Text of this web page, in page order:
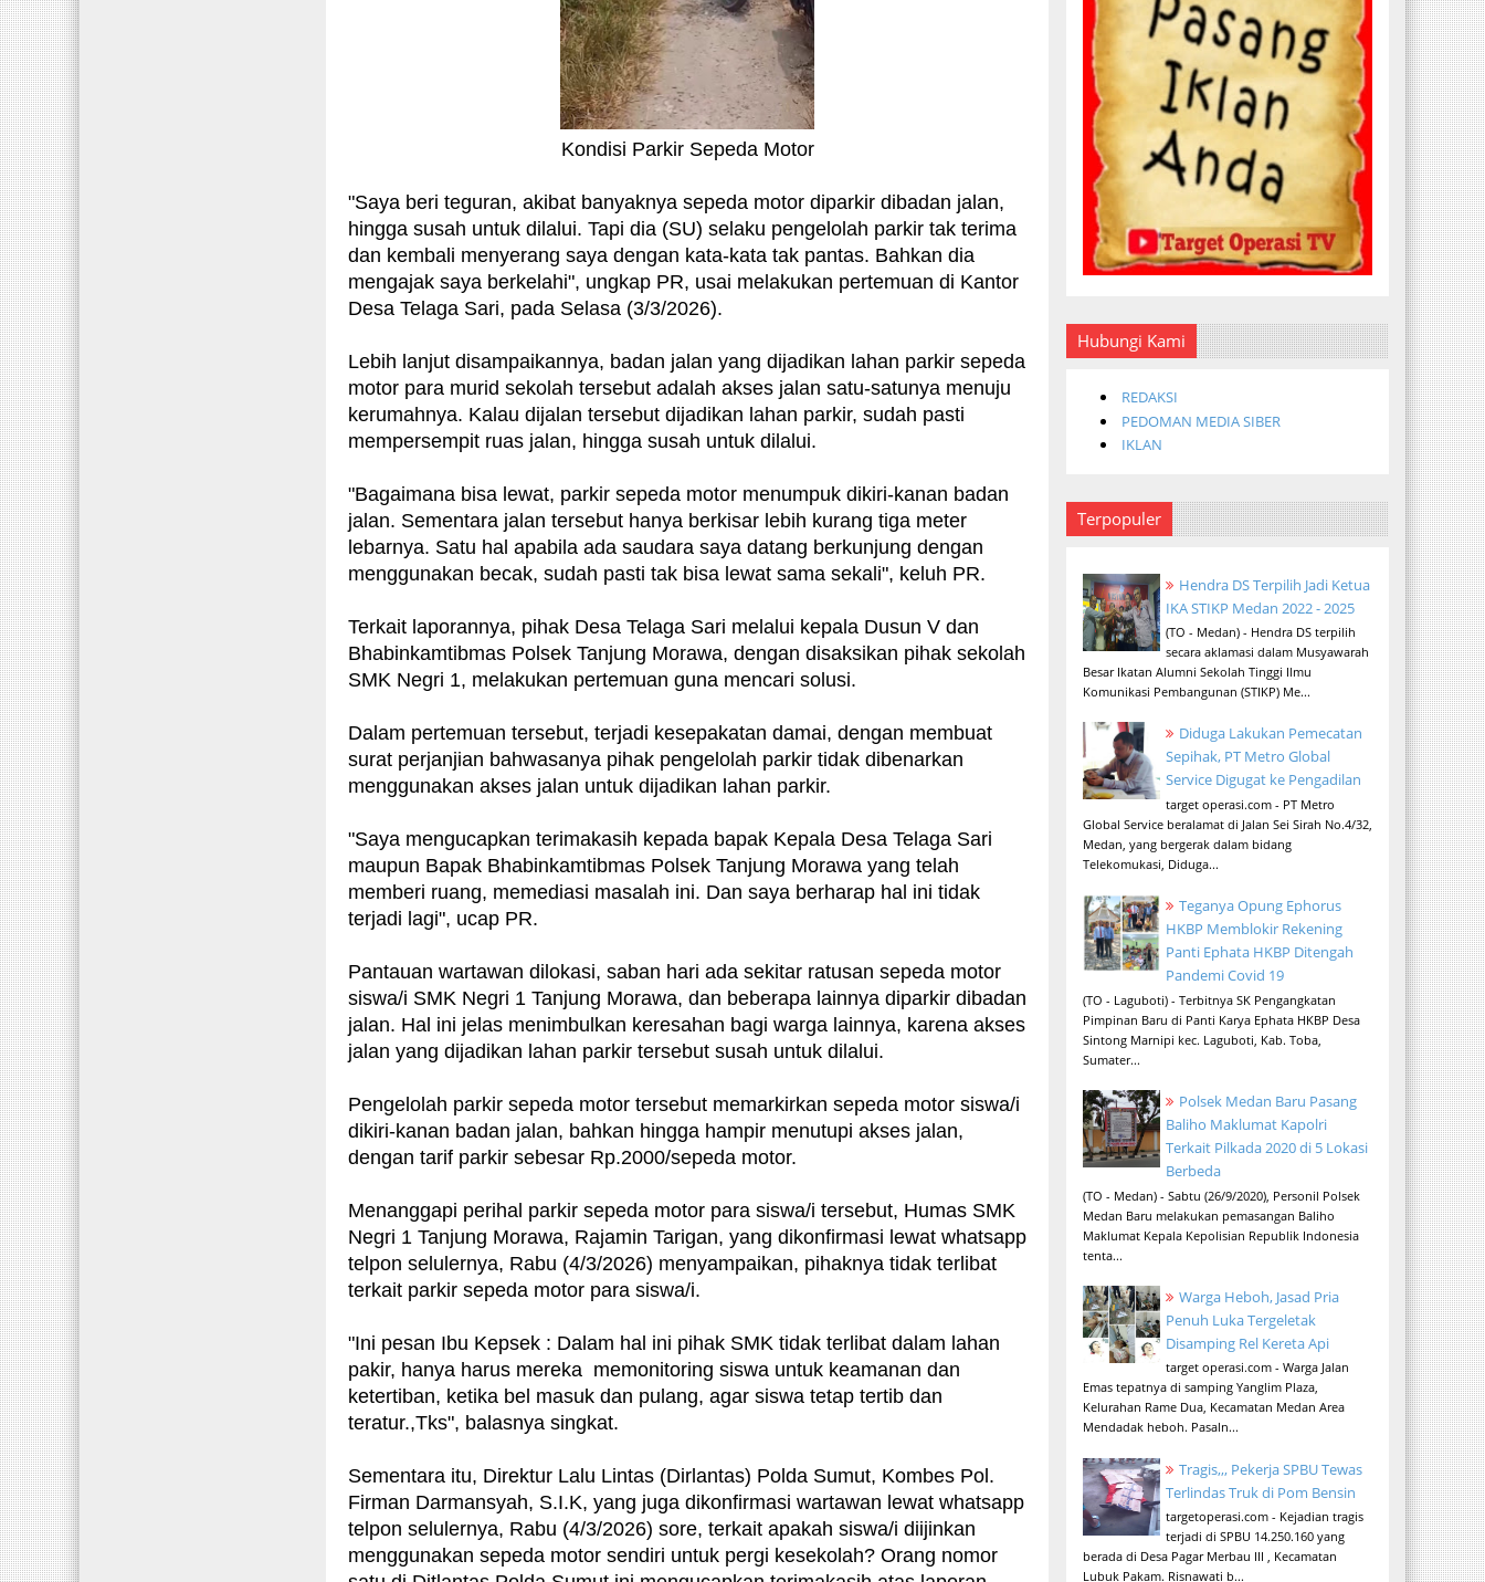
Kondisi Parkir Sepeda Motor
"Saya beri teguran, akibat banyaknya sepeda motor diparkir dibadan jalan,
hingga susah untuk dilalui. Tapi dia (SU) selaku pengelolah parkir tak terima
dan kembali menyerang saya dengan kata-kata tak pantas. Bahkan dia
mengajak saya berkelahi", ungkap PR, usai melakukan pertemuan di Kantor
Desa Telaga Sari, pada Selasa (3/3/2026).
Lebih lanjut disampaikannya, badan jalan yang dijadikan lahan parkir sepeda
motor para murid sekolah tersebut adalah akses jalan satu-satunya menuju
kerumahnya. Kalau dijalan tersebut dijadikan lahan parkir, sudah pasti
mempersempit ruas jalan, hingga susah untuk dilalui.
"Bagaimana bisa lewat, parkir sepeda motor menumpuk dikiri-kanan badan
jalan. Sementara jalan tersebut hanya berkisar lebih kurang tiga meter
lebarnya. Satu hal apabila ada saudara saya datang berkunjung dengan
menggunakan becak, sudah pasti tak bisa lewat sama sekali", keluh PR.
Terkait laporannya, pihak Desa Telaga Sari melalui kepala Dusun V dan
Bhabinkamtibmas Polsek Tanjung Morawa, dengan disaksikan pihak sekolah
SMK Negri 1, melakukan pertemuan guna mencari solusi.
Dalam pertemuan tersebut, terjadi kesepakatan damai, dengan membuat
surat perjanjian bahwasanya pihak pengelolah parkir tidak dibenarkan
menggunakan akses jalan untuk dijadikan lahan parkir.
"Saya mengucapkan terimakasih kepada bapak Kepala Desa Telaga Sari
maupun Bapak Bhabinkamtibmas Polsek Tanjung Morawa yang telah
memberi ruang, memediasi masalah ini. Dan saya berharap hal ini tidak
terjadi lagi", ucap PR.
Pantauan wartawan dilokasi, saban hari ada sekitar ratusan sepeda motor
siswa/i SMK Negri 1 Tanjung Morawa, dan beberapa lainnya diparkir dibadan
jalan. Hal ini jelas menimbulkan keresahan bagi warga lainnya, karena akses
jalan yang dijadikan lahan parkir tersebut susah untuk dilalui.
Pengelolah parkir sepeda motor tersebut memarkirkan sepeda motor siswa/i
dikiri-kanan badan jalan, bahkan hingga hampir menutupi akses jalan,
dengan tarif parkir sebesar Rp.2000/sepeda motor.
Menanggapi perihal parkir sepeda motor para siswa/i tersebut, Humas SMK
Negri 1 Tanjung Morawa, Rajamin Tarigan, yang dikonfirmasi lewat whatsapp
telpon selulernya, Rabu (4/3/2026) menyampaikan, pihaknya tidak terlibat
terkait parkir sepeda motor para siswa/i.
"Ini pesan Ibu Kepsek : Dalam hal ini pihak SMK tidak terlibat dalam lahan
pakir, hanya harus mereka memonitoring siswa untuk keamanan dan
ketertiban, ketika bel masuk dan pulang, agar siswa tetap tertib dan
teratur.,Tks", balasnya singkat.
Sementara itu, Direktur Lalu Lintas (Dirlantas) Polda Sumut, Kombes Pol.
Firman Darmansyah, S.I.K, yang juga dikonfirmasi wartawan lewat whatsapp
telpon selulernya, Rabu (4/3/2026) sore, terkait apakah siswa/i diijinkan
menggunakan sepeda motor sendiri untuk pergi kesekolah? Orang nomor
Hubungi Kami
REDAKSI
PEDOMAN MEDIA SIBER
IKLAN
Terpopuler
Hendra DS Terpilih Jadi Ketua
IKA STIKP Medan 2022 - 2025
(TO - Medan) - Hendra DS terpilih
secara aklamasi dalam Musyawarah
Besar Ikatan Alumni Sekolah Tinggi Ilmu
Komunikasi Pembangunan (STIKP) Me...
Diduga Lakukan Pemecatan
Sepihak, PT Metro Global
Service Digugat ke Pengadilan
target operasi.com - PT Metro
Global Service beralamat di Jalan Sei Sirah No.4/32,
Medan, yang bergerak dalam bidang
Telekomukasi, Diduga...
Teganya Opung Ephorus
HKBP Memblokir Rekening
Panti Ephata HKBP Ditengah
Pandemi Covid 19
(TO - Laguboti) - Terbitnya SK Pengangkatan
Pimpinan Baru di Panti Karya Ephata HKBP Desa
Sintong Marnipi kec. Laguboti, Kab. Toba,
Sumater...
Polsek Medan Baru Pasang
Baliho Maklumat Kapolri
Terkait Pilkada 2020 di 5 Lokasi
Berbeda
(TO - Medan) - Sabtu (26/9/2020), Personil Polsek
Medan Baru melakukan pemasangan Baliho
Maklumat Kepala Kepolisian Republik Indonesia
tenta...
Warga Heboh, Jasad Pria
Penuh Luka Tergeletak
Disamping Rel Kereta Api
target operasi.com - Warga Jalan
Emas tepatnya di samping Yanglim Plaza,
Kelurahan Rame Dua, Kecamatan Medan Area
Mendadak heboh. Pasaln...
Tragis,,, Pekerja SPBU Tewas
Terlindas Truk di Pom Bensin
targetoperasi.com - Kejadian tragis
terjadi di SPBU 14.250.160 yang
berada di Desa Pagar Merbau III , Kecamatan
Lubuk Pakam. Risnawati b...